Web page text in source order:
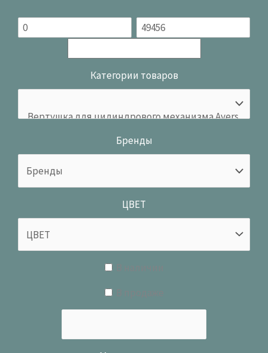
Категории товаров
Бренды
ЦВЕТ